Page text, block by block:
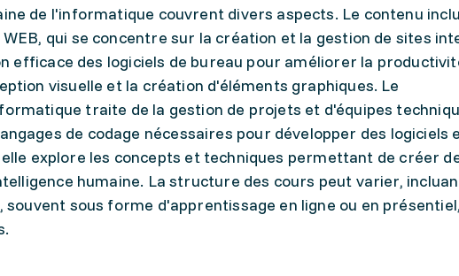
de l'informatique couvrent divers aspects. Le contenu
qui se concentre sur la création et la gestion de sites
efficace des logiciels de bureau pour améliorer la
visuelle et la création d'éléments graphiques. Le
traite de la gestion de projets et d'équipes
de codage nécessaires pour développer des logiciels
explore les concepts et techniques permettant de créer
humaine. La structure des cours peut varier,
sous forme d'apprentissage en ligne ou en présentiel,